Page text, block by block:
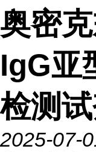
奥密
IgG亚
检测
2025-07-